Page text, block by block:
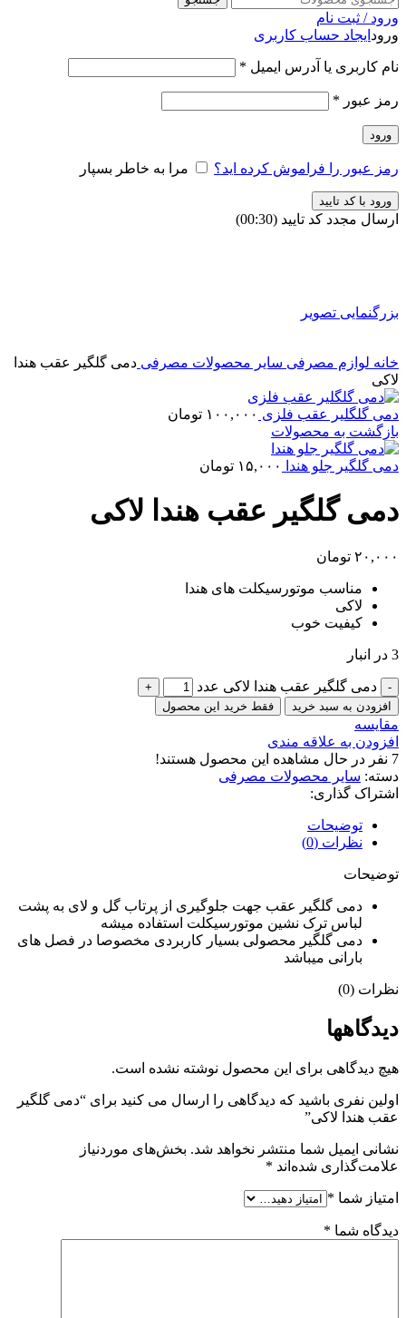
ورود / ثبت نام
ورود ایجاد حساب کاربری
نام کاربری یا آدرس ایمیل *
رمز عبور *
ورود
رمز عبور را فراموش کرده اید؟ مرا به خاطر بسپار
ورود با کد تایید
ارسال مجدد کد تایید (00:
30
)
بزرگنمایی تصویر
خانه لوازم مصرفی سایر محصولات مصرفی دمی گلگیر عقب هندا
لاکی
دمی گلگلیر عقب فلزی ۱۰۰,۰۰۰ تومان
بازگشت به محصولات
دمی گلگیر جلو هندا ۱۵,۰۰۰ تومان
دمی گلگیر عقب هندا لاکی
۲۰,۰۰۰ تومان
مناسب موتورسیکلت های هندا
لاکی
کیفیت خوب
3 در انبار
دمی گلگیر عقب هندا لاکی عدد
افزودن به سبد خرید فقط خرید این محصول
مقایسه
افزودن به علاقه مندی
7 نفر در حال مشاهده این محصول هستند!
دسته: سایر محصولات مصرفی
اشتراک گذاری:
توضیحات
نظرات (0)
توضیحات
دمی گلگیر عقب جهت جلوگیری از پرتاب گل و لای به پشت
لباس ترک نشین موتورسیکلت استفاده میشه
دمی گلگیر محصولی بسیار کاربردی مخصوصا در فصل های
بارانی میباشد
نظرات (0)
دیدگاهها
هیچ دیدگاهی برای این محصول نوشته نشده است.
اولین نفری باشید که دیدگاهی را ارسال می کنید برای “دمی گلگیر
عقب هندا لاکی”
نشانی ایمیل شما منتشر نخواهد شد. بخش‌های موردنیاز
علامت‌گذاری شده‌اند *
امتیاز شما *
دیدگاه شما *